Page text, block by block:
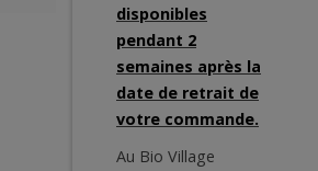
disponibles
pendant 2
semaines après la
date de retrait de
votre commande.
Au Bio Village